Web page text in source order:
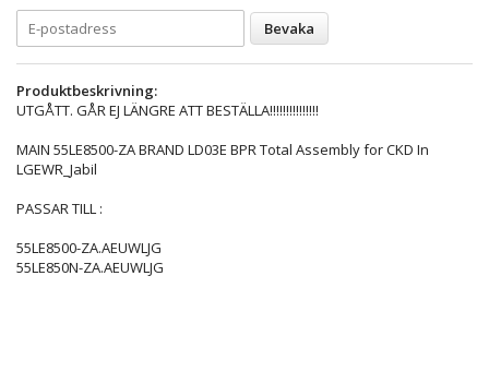
Bevaka
Produktbeskrivning:
UTGÅTT. GÅR EJ LÄNGRE ATT BESTÄLLA!!!!!!!!!!!!!!!
MAIN 55LE8500-ZA BRAND LD03E BPR Total Assembly for CKD In
LGEWR_Jabil
PASSAR TILL :
55LE8500-ZA.AEUWLJG
55LE850N-ZA.AEUWLJG